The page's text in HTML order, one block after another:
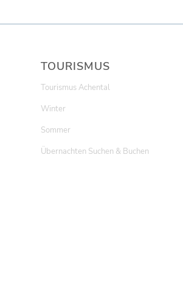
TOURISMUS
Tourismus Achental
Winter
Sommer
Übernachten Suchen & Buchen